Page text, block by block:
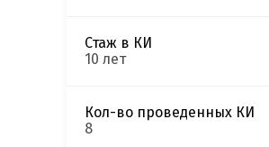
Стаж в КИ
10 лет
Кол-во проведенных КИ
8